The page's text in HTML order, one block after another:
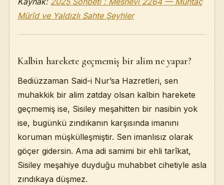
Mürîd ve Yaldızlı Sahte Şeyhler
Kalbin harekete geçmemiş bir alim ne yapar?
Bediüzzaman Said-i Nur’sa Hazretleri, sen
muhakkik bir alim zatday olsan kalbin harekete
geçmemiş ise, Sisiley meşahitten bir nasibin yok
ise, bugünkü zındıkanın karşısında imanını
koruman müşkülleşmiştir. Sen imanlısız olarak
göçer gidersin. Ama adi samimi bir ehli tarîkat,
Sisiley meşahiye duyduğu muhabbet cihetiyle asla
zındıkaya düşmez.